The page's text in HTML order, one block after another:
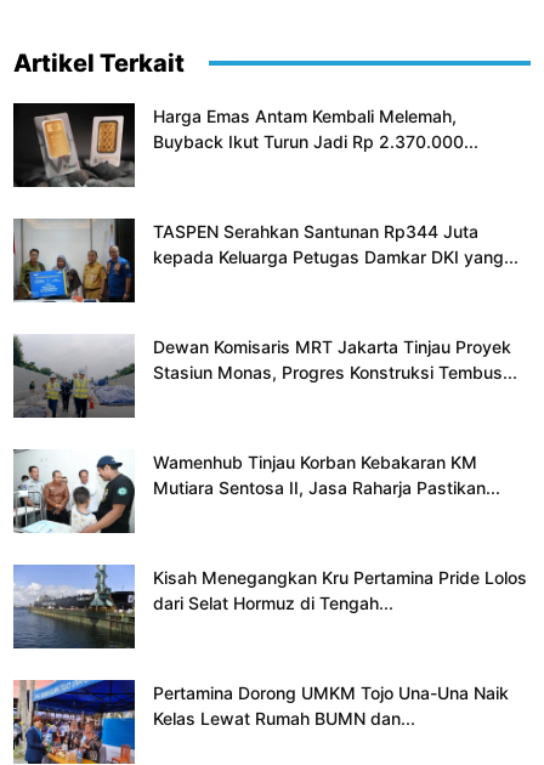
Artikel Terkait
Harga Emas Antam Kembali Melemah,
Buyback Ikut Turun Jadi Rp 2.370.000...
TASPEN Serahkan Santunan Rp344 Juta
kepada Keluarga Petugas Damkar DKI yang...
Dewan Komisaris MRT Jakarta Tinjau Proyek
Stasiun Monas, Progres Konstruksi Tembus...
Wamenhub Tinjau Korban Kebakaran KM
Mutiara Sentosa II, Jasa Raharja Pastikan...
Kisah Menegangkan Kru Pertamina Pride Lolos
dari Selat Hormuz di Tengah...
Pertamina Dorong UMKM Tojo Una-Una Naik
Kelas Lewat Rumah BUMN dan...